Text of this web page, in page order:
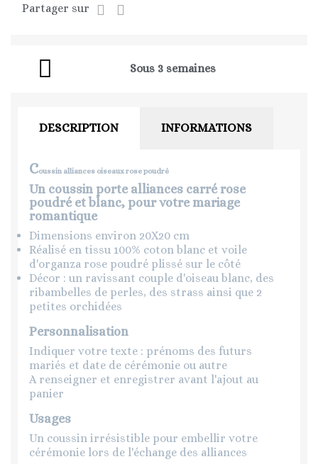
Partager sur
Sous 3 semaines
DESCRIPTION INFORMATIONS
Coussin alliances oiseaux rose poudré
Un coussin porte alliances carré rose
poudré et blanc, pour votre mariage
romantique
Dimensions environ 20X20 cm
Réalisé en tissu 100% coton blanc et voile
d'organza rose poudré plissé sur le côté
Décor : un ravissant couple d'oiseau blanc, des
ribambelles de perles, des strass ainsi que 2
petites orchidées
Personnalisation
Indiquer votre texte : prénoms des futurs
mariés et date de cérémonie ou autre
A renseigner et enregistrer avant l'ajout au
panier
Usages
Un coussin irrésistible pour embellir votre
cérémonie lors de l'échange des alliances